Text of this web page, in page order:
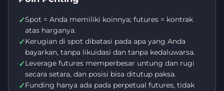
✓Spot = Anda memiliki koinnya; futures = kontrak
atas harganya.
✓Kerugian di spot dibatasi pada apa yang Anda
bayarkan, tanpa likuidasi dan tanpa kedaluwarsa.
✓Leverage futures memperbesar untung dan rugi
secara setara, dan posisi bisa ditutup paksa.
✓Funding hanya ada pada perpetual futures, tidak